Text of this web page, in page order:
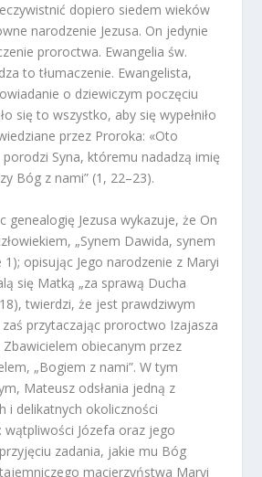
dopiero siedem wieków
narodzenie Jezusa. On jedynie
proroctwa. Ewangelia św.
to tłumaczenie. Ewangelista,
o dziewiczym poczęciu
się to wszystko, aby się wypełniło
przez Proroka: «Oto
Syna, któremu nadadzą imię
Bóg z nami” (1, 22–23).
genealogię Jezusa wykazuje, że On
„Synem Dawida, synem
1); opisując Jego narodzenie z Maryi
się Matką „za sprawą Ducha
twierdzi, że jest prawdziwym
przytaczając proroctwo Izajasza
obiecanym przez
„Bogiem z nami”. W tym
Mateusz odsłania jedną z
i delikatnych okoliczności
wątpliwości Józefa oraz jego
zadania, jakie mu Bóg
macierzyństwa Maryi